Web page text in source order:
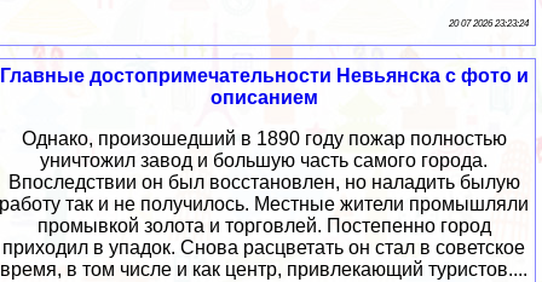
20 07 2026 23:23:24
Главные достопримечательности Невьянска с фото и
описанием
Однако, произошедший в 1890 году пожар полностью
уничтожил завод и большую часть самого города.
Впоследствии он был восстановлен, но наладить былую
работу так и не получилось. Местные жители промышляли
промывкой золота и торговлей. Постепенно город
приходил в упадок. Снова расцветать он стал в советское
время, в том числе и как центр, привлекающий туристов....